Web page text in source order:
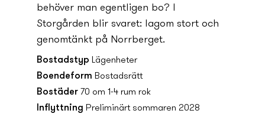
behöver man egentligen bo? I
Storgården blir svaret: lagom stort och
genomtänkt på Norrberget.
Bostadstyp Lägenheter
Boendeform Bostadsrätt
Bostäder 70 om 1-4 rum rok
Inflyttning Preliminärt sommaren 2028